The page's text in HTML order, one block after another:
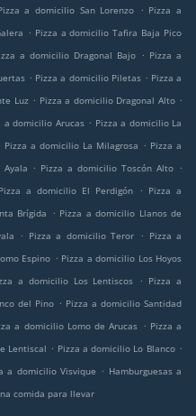
a domicilio San Lorenzo . Pizza a
. Pizza a domicilio Tafira Baja Pico
a domicilio Dragonal Bajo . Pizza a
. Pizza a domicilio Piletas . Pizza a
Luz . Pizza a domicilio Dragonal Alto .
a domicilio Arucas . Pizza a domicilio La
Pizza a domicilio La Milagrosa . Pizza a
. Pizza a domicilio Toscón Alto .
Pizza a domicilio El Perdigón . Pizza a
Brígida . Pizza a domicilio Llanos de
. Pizza a domicilio Teror . Pizza a
Espino . Pizza a domicilio Los Hoyos
a domicilio Los Lentiscos . Pizza a
del Pino . Pizza a domicilio Santidad
a domicilio Lomo de Arucas . Pizza a
Lentiscal . Pizza a domicilio Lo Blanco .
a domicilio Visvique . Hamburguesas a
comida para llevar